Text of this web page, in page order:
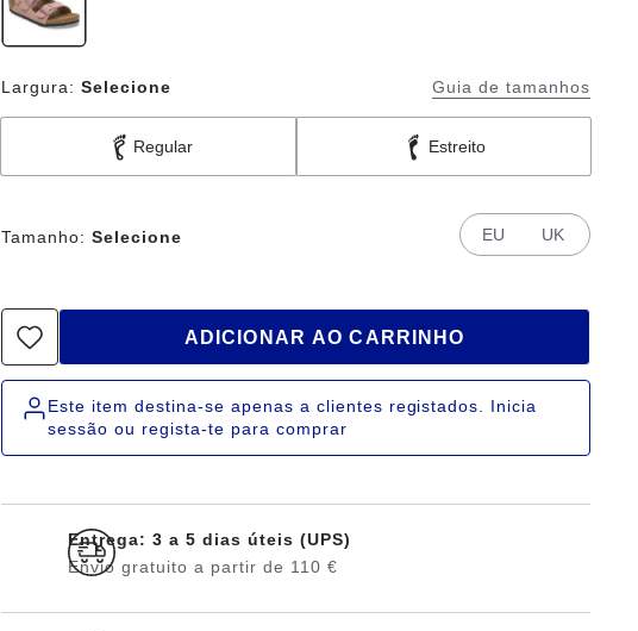
Largura: Selecione Guia de tamanhos
Regular Estreito
Tamanho: Selecione EU UK
ADICIONAR AO CARRINHO
Este item destina-se apenas a clientes registados. Inicia
sessão ou regista-te para comprar
Entrega: 3 a 5 dias úteis (UPS)
Envio gratuito a partir de 110 €